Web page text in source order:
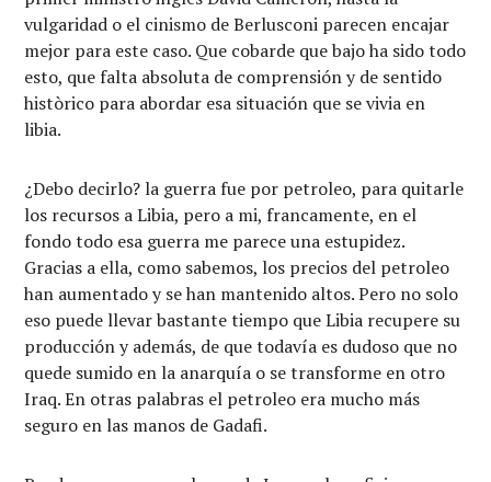
vulgaridad o el cinismo de Berlusconi parecen encajar
mejor para este caso. Que cobarde que bajo ha sido todo
esto, que falta absoluta de comprensión y de sentido
històrico para abordar esa situación que se vivia en
libia.
¿Debo decirlo? la guerra fue por petroleo, para quitarle
los recursos a Libia, pero a mi, francamente, en el
fondo todo esa guerra me parece una estupidez.
Gracias a ella, como sabemos, los precios del petroleo
han aumentado y se han mantenido altos. Pero no solo
eso puede llevar bastante tiempo que Libia recupere su
producción y además, de que todavía es dudoso que no
quede sumido en la anarquía o se transforme en otro
Iraq. En otras palabras el petroleo era mucho más
seguro en las manos de Gadafi.